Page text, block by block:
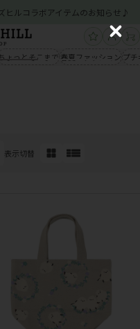
ルコラボアイテムのお知らせ♪
ょっとそこまで 春夏ファッション プ
表示切替
C
l